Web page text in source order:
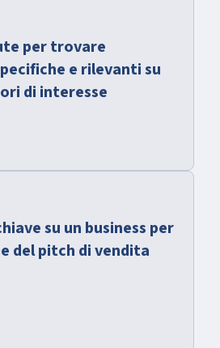
per trovare
e rilevanti su
di interesse
su un business per
del pitch di vendita